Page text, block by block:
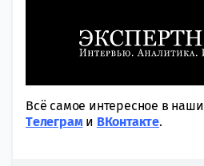
Всё самое интересное в
Tелеграми ВКонтакте.